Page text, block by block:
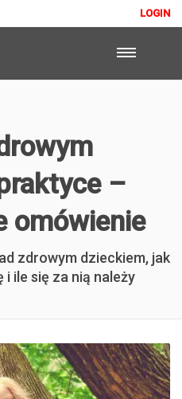
LOGIN
–
omówienie
zdrowym dzieckiem, jak
ile się za nią należy